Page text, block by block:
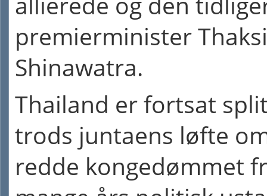
premierminister
Shinawatra.
Thailand er fortsat
trods juntaens løfte
redde kongedømmet